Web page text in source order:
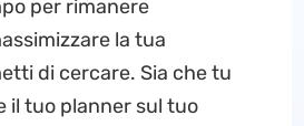
per rimanere
la tua
di cercare. Sia che tu
il tuo planner sul tuo